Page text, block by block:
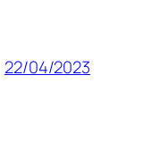
22/04/2023